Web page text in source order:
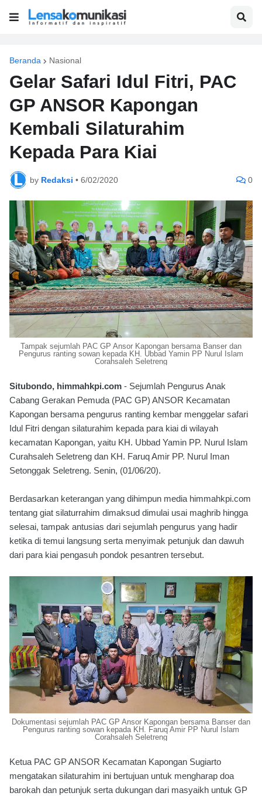
Beranda Nasional
Gelar Safari Idul Fitri, PAC
GP ANSOR Kapongan
Kembali Silaturahim
Kepada Para Kiai
by Redaksi • 6/02/2020 0
Tampak sejumlah PAC GP Ansor Kapongan bersama Banser dan
Pengurus ranting sowan kepada KH. Ubbad Yamin PP Nurul Islam
Corahsaleh Seletreng
Situbondo, himmahkpi.com - Sejumlah Pengurus Anak
Cabang Gerakan Pemuda (PAC GP) ANSOR Kecamatan
Kapongan bersama pengurus ranting kembar menggelar safari
Idul Fitri dengan silaturahim kepada para kiai di wilayah
kecamatan Kapongan, yaitu KH. Ubbad Yamin PP. Nurul Islam
Curahsaleh Seletreng dan KH. Faruq Amir PP. Nurul Iman
Setonggak Seletreng. Senin, (01/06/20).
Berdasarkan keterangan yang dihimpun media himmahkpi.com
tentang giat silaturrahim dimaksud dimulai usai maghrib hingga
selesai, tampak antusias dari sejumlah pengurus yang hadir
ketika di temui langsung serta menyimak petunjuk dan dawuh
dari para kiai pengasuh pondok pesantren tersebut.
Dokumentasi sejumlah PAC GP Ansor Kapongan bersama Banser dan
Pengurus ranting sowan kepada KH. Faruq Amir PP Nurul Islam
Corahsaleh Seletreng
Ketua PAC GP ANSOR Kecamatan Kapongan Sugiarto
mengatakan silaturahim ini bertujuan untuk mengharap doa
barokah dan petunjuk serta dukungan dari masyaikh untuk GP